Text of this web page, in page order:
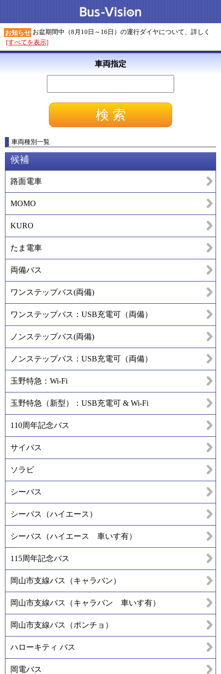
お知らせ お盆期間中（8月10日～16日）の運行ダイヤについて、詳しく
[すべてを表示]
車両指定
車両種別一覧
候補
路面電車
MOMO
KURO
たま電車
両備バス
ワンステップバス(両備)
ワンステップバス：USB充電可（両備）
ノンステップバス(両備)
ノンステップバス：USB充電可（両備）
玉野特急：Wi-Fi
玉野特急（新型）：USB充電可 & Wi-Fi
110周年記念バス
サイバス
ソラビ
シーバス
シーバス（ハイエース）
シーバス（ハイエース 車いす有）
115周年記念バス
岡山市支線バス（キャラバン）
岡山市支線バス（キャラバン 車いす有）
岡山市支線バス（ポンチョ）
ハローキティ バス
岡電バス